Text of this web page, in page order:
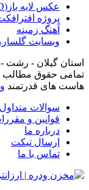
عکس لایه باز(PSD)
پروژه
آهنگ زمینه
وبسایت
استان گیلان - رشت
تمامی حقوق
هاست های قدرتمند
سوالات متداول
قوانین و
درباره ما
ارسال تیکت
تماس با ما